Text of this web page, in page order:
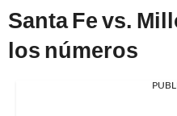
Santa Fe vs.
los números